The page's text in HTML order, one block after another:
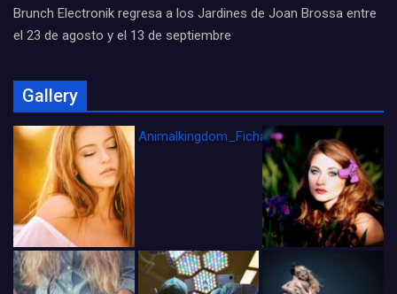
Brunch Electronik regresa a los Jardines de Joan Brossa entre
el 23 de agosto y el 13 de septiembre
Gallery
Animalkingdom_FichaCine